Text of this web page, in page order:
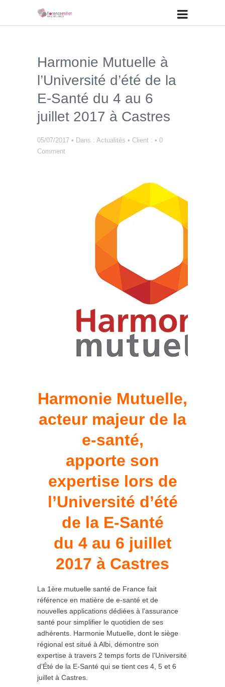
Harmonie Mutuelle à
l’Université d’été de la
E-Santé du 4 au 6
juillet 2017 à Castres
05/07/2017 • Dans : Actualités • Client : • 0
Comment
Harmonie Mutuelle,
acteur majeur de la
e-santé,
apporte son
expertise lors de
l’Université d’été
de la E-Santé
du 4 au 6 juillet
2017 à Castres
La 1ère mutuelle santé de France fait
référence en matière de e-santé et de
nouvelles applications dédiées à l’assurance
santé pour simplifier le quotidien de ses
adhérents. Harmonie Mutuelle, dont le siège
régional est situé à Albi, démontre son
expertise à travers 2 temps forts de l’Université
d’Été de la E-Santé qui se tient ces 4, 5 et 6
juillet à Castres.